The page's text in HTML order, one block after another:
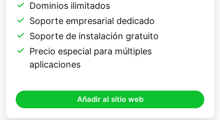
Dominios ilimitados
Soporte empresarial dedicado
Soporte de instalación gratuito
Precio especial para múltiples
aplicaciones
Añadir al sitio web